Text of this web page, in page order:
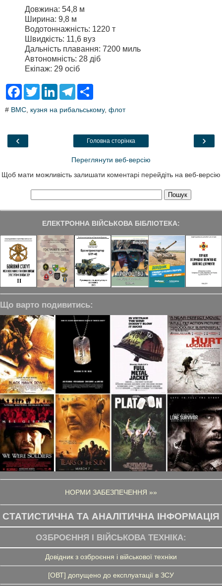
Довжина: 54,8 м
Ширина: 9,8 м
Водотоннажність: 1220 т
Швидкість: 11,6 вуз
Дальність плавання: 7200 миль
Автономність: 28 діб
Екіпаж: 29 осіб
F
e
o
T
t
L
k
T
e
a
r
# ВМС кузня на рибальському, флот
‹ ›
Головна сторінка
Переглянути веб-версію
Щоб мати можливість залишати коментарі перейдіть на веб-версію
ЕЛЕКТРОННА ВІЙСЬКОВА БІБЛІОТЕКА:
Що варто подивитись:
НОРМИ ЗАБЕЗПЕЧЕННЯ »»
СТАТИСТИЧНА ТА АНАЛІТИЧНА ІНФОРМАЦІЯ
ОЗБРОЄННЯ І ВІЙСЬКОВА ТЕХНІКА:
Довідник з озброєння і військової техніки
[ОВТ] допущено до експлуатації в ЗСУ